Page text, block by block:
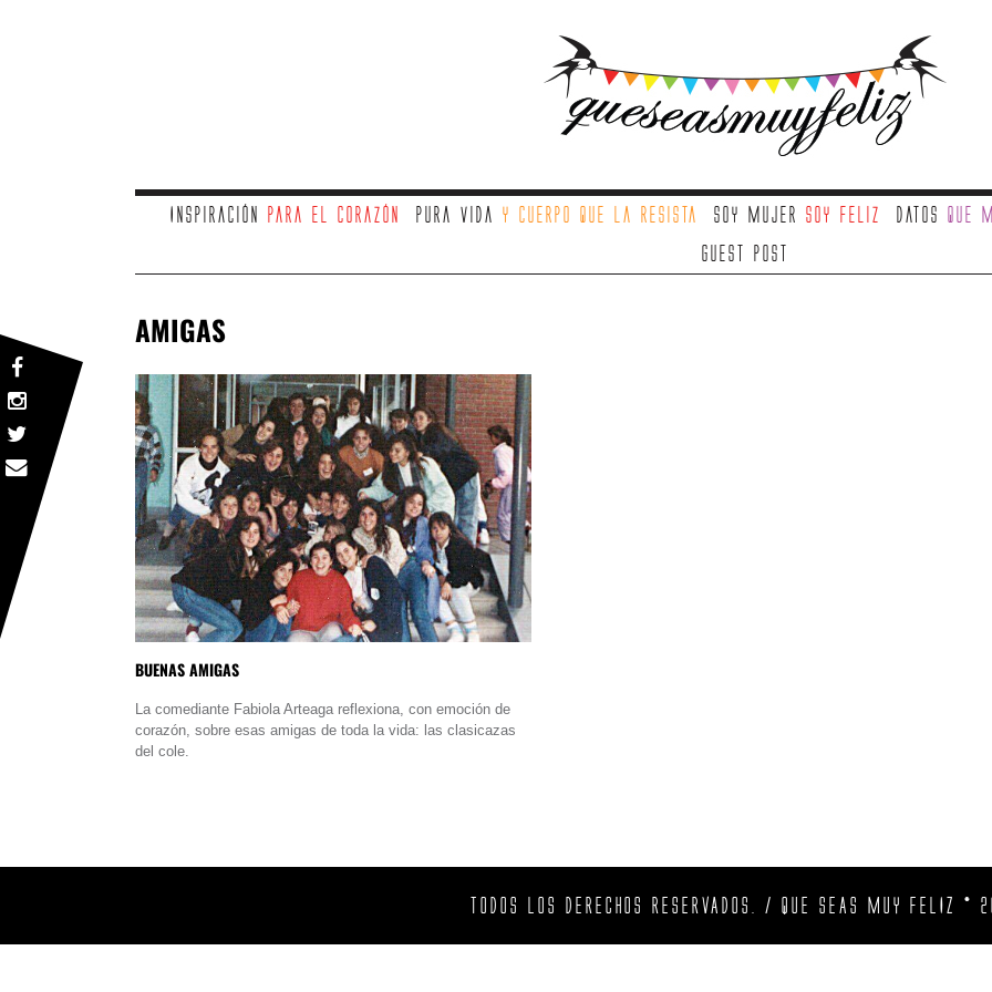
Inspiración para el corazón Pura vida y cuerpo que la resista Soy mujer soy feliz Datos que
Guest Post
AMIGAS
BUENAS AMIGAS
La comediante Fabiola Arteaga reflexiona, con emoción de
corazón, sobre esas amigas de toda la vida: las clasicazas
del cole.
TODOS LOS DERECHOS RESERVADOS. / QUE SEAS MUY FELIZ ©